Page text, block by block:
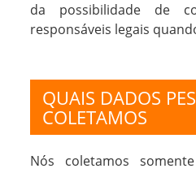
da possibilidade de
responsáveis legais
QUAIS DADOS
COLETAMOS
Nós coletamos